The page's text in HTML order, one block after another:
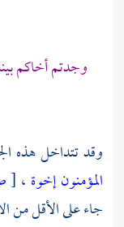
وجدتم أخاكم
وقد تتداخل هذه
المؤمنون إخوة ، [
جاء على الأقل من